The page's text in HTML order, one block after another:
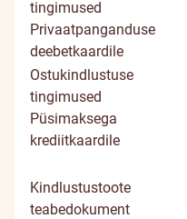
tingimused
Privaatpanganduse
deebetkaardile
Ostukindlustuse
tingimused
Püsimaksega
krediitkaardile
Kindlustustoote
teabedokument